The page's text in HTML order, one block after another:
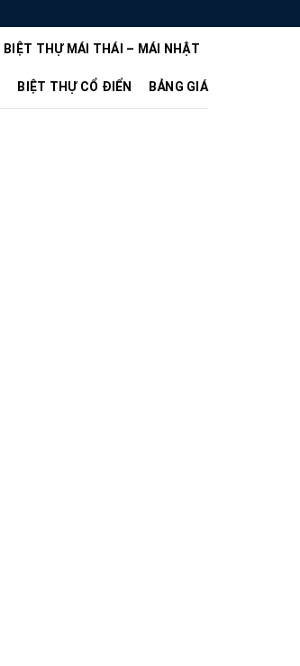
BIỆT THỰ MÁI THÁI – MÁI NHẬT
BIỆT THỰ CỔ ĐIỂN BẢNG GIÁ